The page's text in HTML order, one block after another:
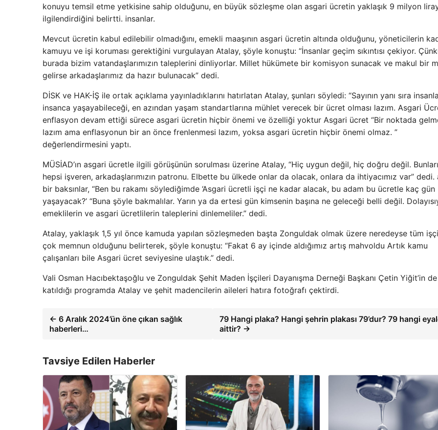
konuyu temsil etme yetkisine sahip olduğunu, en büyük sözleşme olan asgari ücretin yaklaşık 9 milyon
ilgilendirdiğini belirtti. insanlar.
Mevcut ücretin kabul edilebilir olmadığını, emekli maaşının asgari ücretin altında olduğunu, yöneticilerin
kamuyu ve işi koruması gerektiğini vurgulayan Atalay, şöyle konuştu: “İnsanlar geçim sıkıntısı çekiyor.
burada bizim vatandaşlarımızın taleplerini dinliyorlar. Millet hükümete bir komisyon sunacak ve makul bir
gelirse arkadaşlarımız da hazır bulunacak” dedi.
DİSK ve HAK-İŞ ile ortak açıklama yayınladıklarını hatırlatan Atalay, şunları söyledi: “Sayının yanı sıra
insanca yaşayabileceği, en azından yaşam standartlarına mühlet verecek bir ücret olması lazım. Asgari
enflasyon devam ettiği sürece asgari ücretin hiçbir önemi ve özelliği yoktur Asgari ücret “Bir noktada
lazım ama enflasyonun bir an önce frenlenmesi lazım, yoksa asgari ücretin hiçbir önemi olmaz. ”
değerlendirmesini yaptı.
MÜSİAD’ın asgari ücretle ilgili görüşünün sorulması üzerine Atalay, “Hiç uygun değil, hiç doğru değil.
hepsi işveren, arkadaşlarımızın patronu. Elbette bu ülkede onlar da olacak, onlara da ihtiyacımız var” dedi.
bir baksınlar, “Ben bu rakamı söylediğimde ‘Asgari ücretli işçi ne kadar alacak, bu adam bu ücretle kaç gün
yaşayacak?’ “Buna şöyle bakmalılar. Yarın ya da ertesi gün kimsenin başına ne geleceği belli değil.
emeklilerin ve asgari ücretlilerin taleplerini dinlemeliler.” dedi.
Atalay, yaklaşık 1,5 yıl önce kamuda yapılan sözleşmeden başta Zonguldak olmak üzere neredeyse tüm
çok memnun olduğunu belirterek, şöyle konuştu: “Fakat 6 ay içinde aldığımız artış mahvoldu Artık kamu
çalışanları bile Asgari ücret seviyesine ulaştık.” dedi.
Vali Osman Hacıbektaşoğlu ve Zonguldak Şehit Maden İşçileri Dayanışma Derneği Başkanı Çetin Yiğit’in de
katıldığı programda Atalay ve şehit madencilerin aileleri hatıra fotoğrafı çektirdi.
← 6 Aralık 2024’ün öne çıkan sağlık
haberleri…
79 Hangi plaka? Hangi şehrin plakası 79’dur? 79 hangi
aittir? →
Tavsiye Edilen Haberler